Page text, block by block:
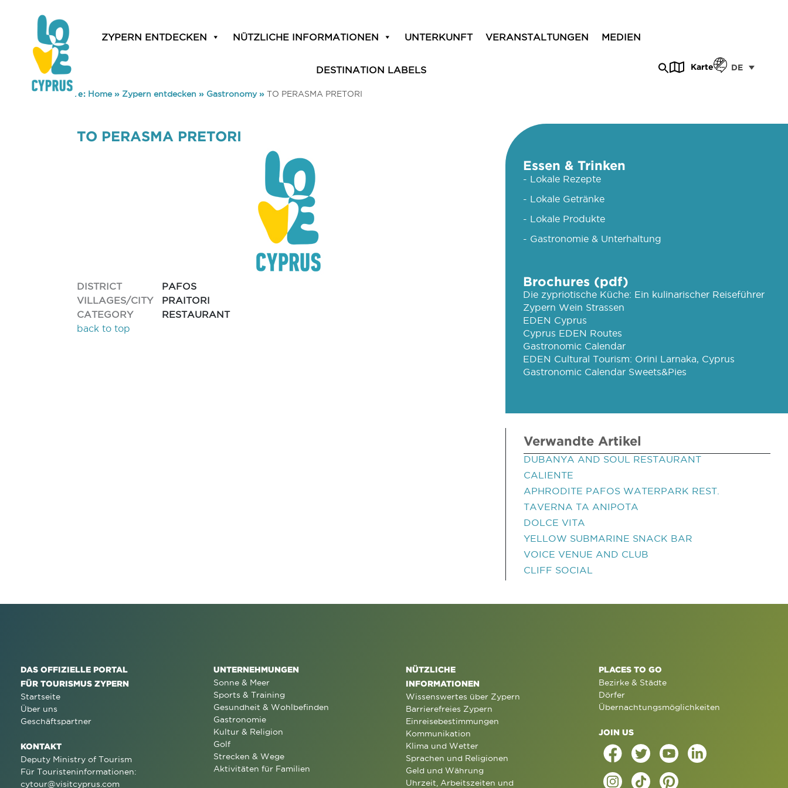
ZYPERN ENTDECKEN NÜTZLICHE INFORMATIONEN UNTERKUNFT VERANSTALTUNGEN MEDIEN
DESTINATION LABELS Karte DE
You are here: Home» Zypern entdecken » Gastronomy» TO PERASMA PRETORI
TO PERASMA PRETORI
DISTRICT
PAFOS
VILLAGES/CITY
PRAITORI
CATEGORY
RESTAURANT
back to top
Essen & Trinken
- Lokale Rezepte
- Lokale Getränke
- Lokale Produkte
- Gastronomie & Unterhaltung
Brochures (pdf)
Die zypriotische Küche: Ein kulinarischer Reiseführer
Zypern Wein Strassen
EDEN Cyprus
Cyprus EDEN Routes
Gastronomic Calendar
EDEN Cultural Tourism: Orini Larnaka, Cyprus
Gastronomic Calendar Sweets&Pies
Verwandte Artikel
DUBANYA AND SOUL RESTAURANT
CALIENTE
APHRODITE PAFOS WATERPARK REST.
TAVERNA TA ANIPOTA
DOLCE VITA
YELLOW SUBMARINE SNACK BAR
VOICE VENUE AND CLUB
CLIFF SOCIAL
DAS OFFIZIELLE PORTAL
FÜR TOURISMUS ZYPERN
Startseite
Über uns
Geschäftspartner
KONTAKT
Deputy Ministry of Tourism
Für Touristeninformationen:
cytour@visitcyprus.com
UNTERNEHMUNGEN
Sonne & Meer
Sports & Training
Gesundheit & Wohlbefinden
Gastronomie
Kultur & Religion
Golf
Strecken & Wege
Aktivitäten für Familien
NÜTZLICHE
INFORMATIONEN
Wissenswertes über Zypern
Barrierefreies Zypern
Einreisebestimmungen
Kommunikation
Klima und Wetter
Sprachen und Religionen
Geld und Währung
Uhrzeit, Arbeitszeiten und
PLACES TO GO
Bezirke & Städte
Dörfer
Übernachtungsmöglichkeiten
JOIN US